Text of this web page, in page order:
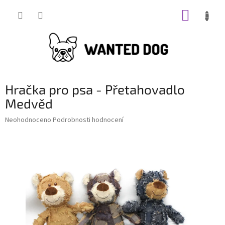
Hračka pro psa - Přetahovadlo
Medvěd
Průměrné
hvězdiček.
Neohodnoceno Podrobnosti hodnocení